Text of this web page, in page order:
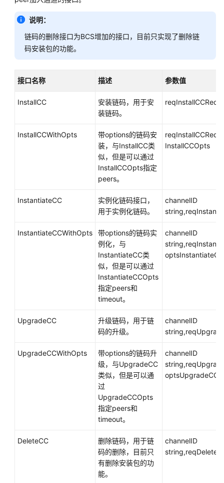
说明：
链码的删除接口为BCS增加的接口，目前只实现了删除链
码安装包的功能。
接口名称 描述 参数值
InstallCC
安装链码，用于安
装链码。
InstallCCWithOpts
带options的链码安
装，与InstallCC类
似，但是可以通过
InstallCCOpts指定
peers。
InstallCCOpts
InstantiateCC
实例化链码接口，
用于实例化链码。
channelID
InstantiateCCWithOpts
带options的链码实
例化，与
InstantiateCC类
似，但是可以通过
InstantiateCCOpts
指定peers和
timeout。
channelID
UpgradeCC
升级链码，用于链
码的升级。
channelID
UpgradeCCWithOpts
带options的链码升
级，与UpgradeCC
类似，但是可以通
过
UpgradeCCOpts
指定peers和
timeout。
channelID
DeleteCC
删除链码，用于链
码的删除，目前只
有删除安装包的功
能。
channelID